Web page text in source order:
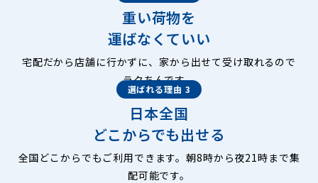
重い荷物を
運ばなくていい
宅配だから店舗に行かずに、家から出せて受け取れるので
ラクちんです。
選ばれる理由 3
日本全国
どこからでも出せる
全国どこからでもご利用できます。朝8時から夜21時まで集
配可能です。